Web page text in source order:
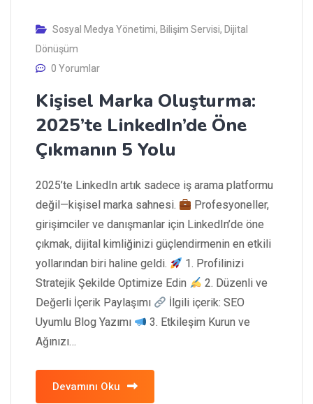
Sosyal Medya Yönetimi, Bilişim Servisi, Dijital
Dönüşüm
0 Yorumlar
Kişisel Marka Oluşturma:
2025’te LinkedIn’de Öne
Çıkmanın 5 Yolu
2025’te LinkedIn artık sadece iş arama platformu
değil—kişisel marka sahnesi.
Profesyoneller,
girişimciler ve danışmanlar için LinkedIn’de öne
çıkmak, dijital kimliğinizi güçlendirmenin en etkili
yollarından biri haline geldi.
1. Profilinizi
Stratejik Şekilde Optimize Edin
2. Düzenli ve
Değerli İçerik Paylaşımı
İlgili içerik: SEO
Uyumlu Blog Yazımı
3. Etkileşim Kurun ve
Ağınızı…
Devamını Oku